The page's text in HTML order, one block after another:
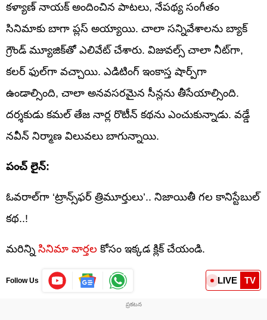
కళ్యాణ్ నాయక్ అందించిన పాటలు, నేపథ్య సంగీతం
సినిమాకు బాగా ప్లస్ అయ్యాయి. చాలా సన్నివేశాలను బ్యాక్
గ్రౌండ్ మ్యూజిక్‌తో ఎలివేట్ చేశారు. విజువల్స్ చాలా నీట్‌గా,
కలర్ ఫుల్‌గా వచ్చాయి. ఎడిటింగ్ ఇంకాస్త షార్ప్‌గా
ఉండాల్సింది, చాలా అనవసరమైన సీన్లను తీసేయాల్సింది.
దర్శకుడు కమల్ తేజ నార్ల రొటీన్ కథను ఎంచుకున్నాడు. వడ్డే
నవీన్ నిర్మాణ విలువలు బాగున్నాయి.
పంచ్ లైన్:
ఓవరాల్‌గా ‘ట్రాన్స్‌ఫర్ త్రిమూర్తులు’.. నిజాయితీ గల కానిస్టేబుల్
కథ..!
మరిన్ని సినిమా వార్తల కోసం ఇక్కడ క్లిక్ చేయండి.
Follow Us LIVE TV